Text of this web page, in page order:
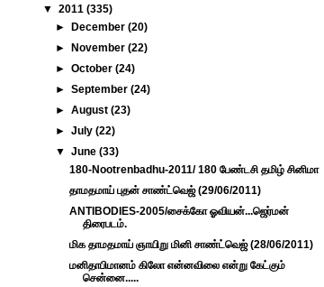
▼ 2011 (335)
►
December(20)
►
November(22)
►October(24)
►September(24)
►August(23)
►July(22)
▼June(33)
180-Nootrenbadhu-2011/ 180 பேண்டசி தமிழ் சினிமா
தாமதமாய் புதன் சாண்ட்வெஜ் (29/06/2011)
ANTIBODIES-2005/சைக்கோ ஓவியன்...ஜெர்மன்
திரைபடம்.
மிக தாமதமாய் ஞாயிறு மினி சாண்ட்வெஜ் (28/06/2011)
மனிதாபிமானம் கிலோ என்னவிலை என்று கேட்கும்
சென்னை.....